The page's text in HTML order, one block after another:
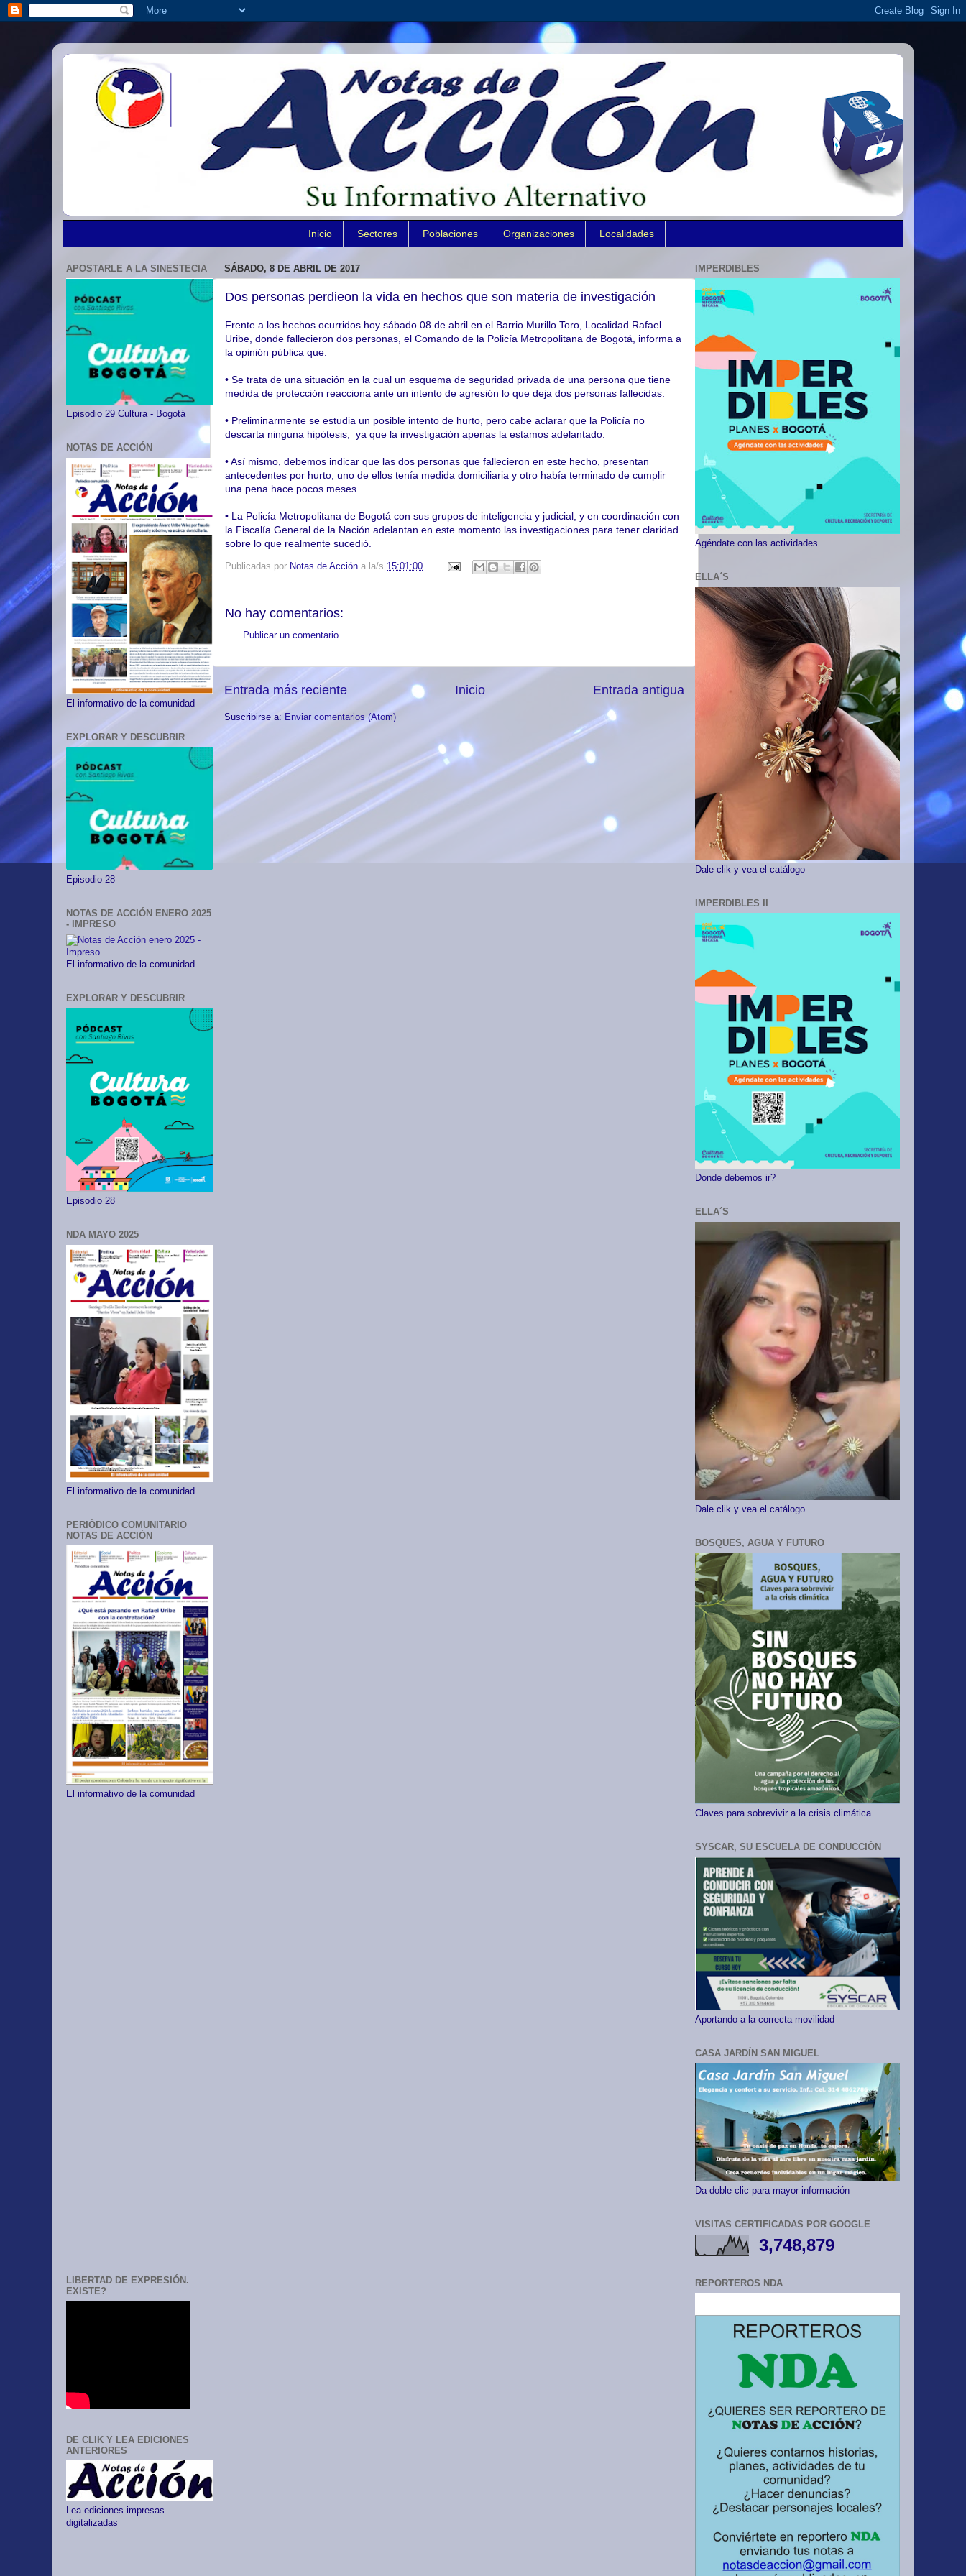
Inicio Sectores Poblaciones Organizaciones Localidades
SÁBADO, 8 DE ABRIL DE 2017
Dos personas perdieon la vida en hechos que son materia de investigación
Frente a los hechos ocurridos hoy sábado 08 de abril en el Barrio Murillo Toro, Localidad Rafael
Uribe, donde fallecieron dos personas, el Comando de la Policía Metropolitana de Bogotá, informa a
la opinión pública que:
• Se trata de una situación en la cual un esquema de seguridad privada de una persona que tiene
medida de protección reacciona ante un intento de agresión lo que deja dos personas fallecidas.
• Preliminarmente se estudia un posible intento de hurto, pero cabe aclarar que la Policía no
descarta ninguna hipótesis, ya que la investigación apenas la estamos adelantado.
•Así mismo, debemos indicar que las dos personas que fallecieron en este hecho, presentan
antecedentes por hurto, uno de ellos tenía medida domiciliaria y otro había terminado de cumplir
una pena hace pocos meses.
• La Policía Metropolitana de Bogotá con sus grupos de inteligencia y judicial, y en coordinación con
la Fiscalía General de la Nación adelantan en este momento las investigaciones para tener claridad
sobre lo que realmente sucedió.
Publicadas por Notas de Acción a la/s 15:01:00
No hay comentarios:
Publicar un comentario
Entrada más reciente Entrada antigua
Inicio
Suscribirse a: Enviar comentarios (Atom)
APOSTARLE A LA SINESTECIA
Episodio 29 Cultura - Bogotá
NOTAS DE ACCIÓN
El informativo de la comunidad
EXPLORAR Y DESCUBRIR
Episodio 28
NOTAS DE ACCIÓN ENERO 2025
- IMPRESO
El informativo de la comunidad
EXPLORAR Y DESCUBRIR
Episodio 28
NDA MAYO 2025
El informativo de la comunidad
PERIÓDICO COMUNITARIO
NOTAS DE ACCIÓN
El informativo de la comunidad
LIBERTAD DE EXPRESIÓN.
EXISTE?
DE CLIK Y LEA EDICIONES
ANTERIORES
Lea ediciones impresas
digitalizadas
IMPERDIBLES
Agéndate con las actividades.
ELLA´S
Dale clik y vea el catálogo
IMPERDIBLES II
Donde debemos ir?
ELLA´S
Dale clik y vea el catálogo
BOSQUES, AGUA Y FUTURO
Claves para sobrevivir a la crisis climática
SYSCAR, SU ESCUELA DE CONDUCCIÓN
Aportando a la correcta movilidad
CASA JARDÍN SAN MIGUEL
Da doble clic para mayor información
VISITAS CERTIFICADAS POR GOOGLE
3,748,879
REPORTEROS NDA